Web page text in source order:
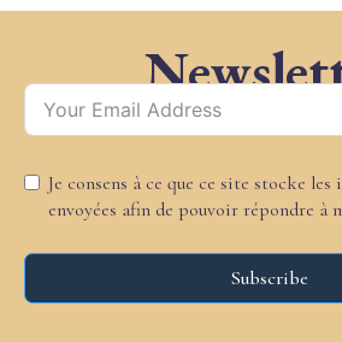
Je consens à ce que ce site stocke
envoyées afin de pouvoir répondre à
Subscribe